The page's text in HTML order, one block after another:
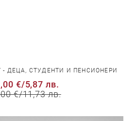
- ДЕЦА, СТУДЕНТИ И ПЕНСИОНЕРИ
€/5,87 лв.
€/11,73 лв.